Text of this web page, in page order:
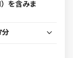
を含みま
分